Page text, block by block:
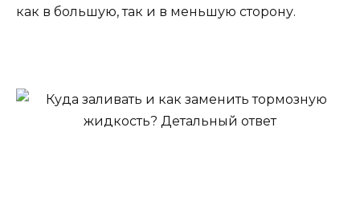
как в большую, так и в меньшую сторону.